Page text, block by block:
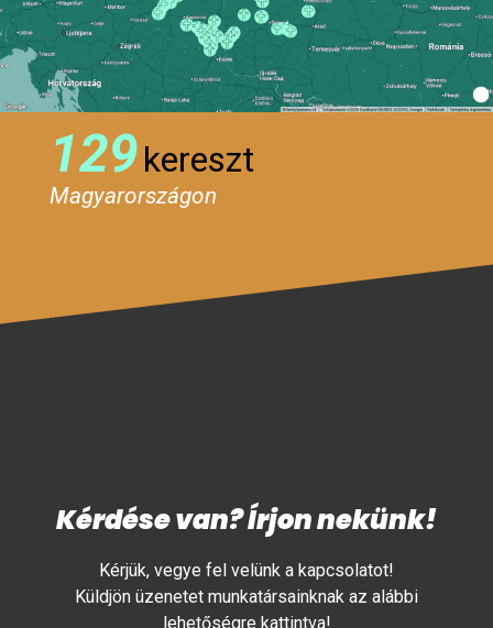
129kereszt
Magyarországon
Kérdése van? Írjon nekünk!
Kérjük, vegye fel velünk a kapcsolatot!
Küldjön üzenetet munkatársainknak az alábbi
lehetőségre kattintva!